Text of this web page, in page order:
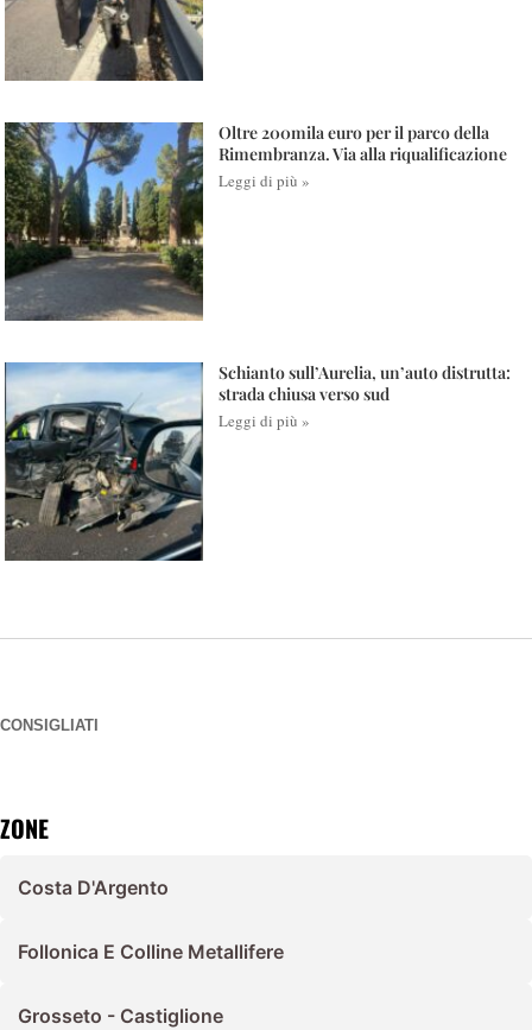
Oltre 200mila euro per il parco della
Rimembranza. Via alla riqualificazione
Leggi di più »
Schianto sull’Aurelia, un’auto distrutta:
strada chiusa verso sud
Leggi di più »
CONSIGLIATI
ZONE
Costa D'Argento
Follonica E Colline Metallifere
Grosseto - Castiglione